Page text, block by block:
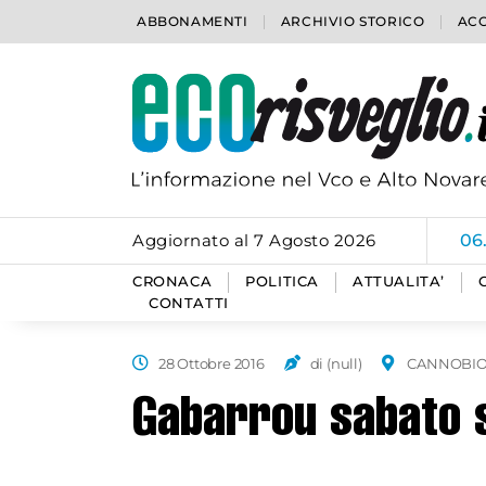
ABBONAMENTI ARCHIVIO STORICO
Aggiornato al 7 Agosto 2026
CRONACA POLITICA ATTUALITA’
CONTATTI
28 Ottobre 2016 di (null)
Gabarrou sabato